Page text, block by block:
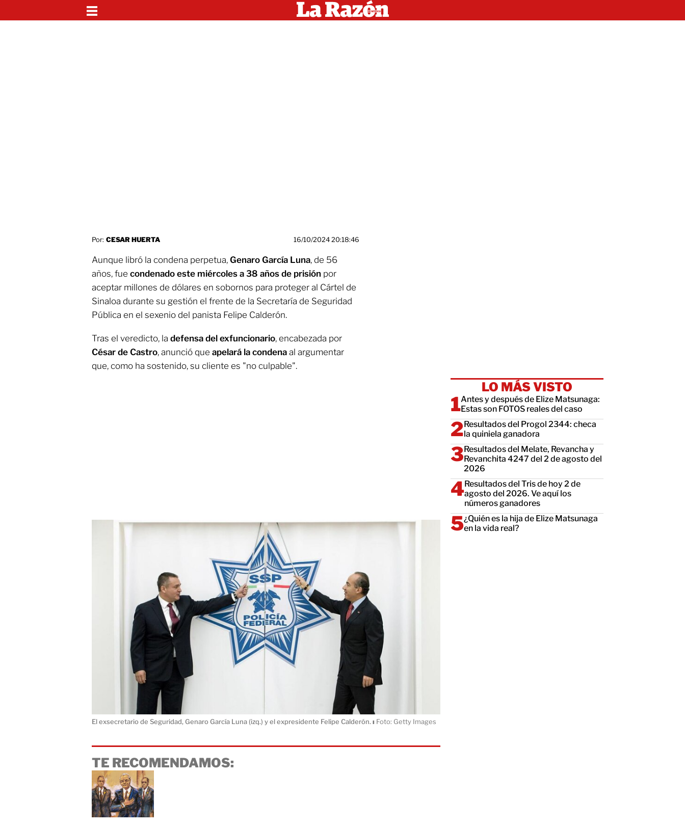
Por: CESAR HUERTA 16/10/2024 20:18:46
Aunque libró la condena perpetua, Genaro García Luna, de 56
años, fue condenado este miércoles a 38 años de prisión por
aceptar millones de dólares en sobornos para proteger al Cártel de
Sinaloa durante su gestión el frente de la Secretaría de Seguridad
Pública en el sexenio del panista Felipe Calderón.
Tras el veredicto, la defensa del exfuncionario, encabezada por
César de Castro, anunció que apelará la condena al argumentar
que, como ha sostenido, su cliente es "no culpable".
El exsecretario de Seguridad, Genaro García Luna (izq.) y el expresidente Felipe Calderón. ı Foto: Getty Images
TE RECOMENDAMOS:
LO MÁS VISTO
Antes y después de Elize Matsunaga:
Estas son FOTOS reales del caso
Resultados del Progol 2344: checa
la quiniela ganadora
Resultados del Melate, Revancha y
Revanchita 4247 del 2 de agosto del
2026
Resultados del Tris de hoy 2 de
agosto del 2026. Ve aquí los
números ganadores
¿Quién es la hija de Elize Matsunaga
en la vida real?